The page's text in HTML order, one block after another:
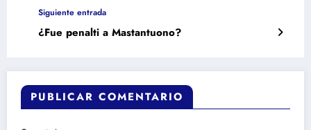
Siguiente entrada
¿Fue penalti a Mastantuono?
PUBLICAR COMENTARIO